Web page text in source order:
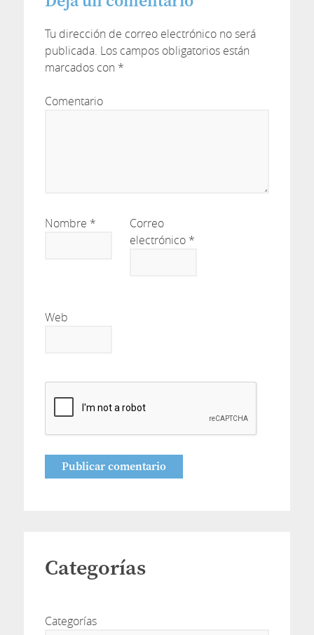
Tu dirección de correo electrónico no será
publicada. Los campos obligatorios están
marcados con *
Comentario
Nombre *
Correo
electrónico *
Web
Categorías
Categorías